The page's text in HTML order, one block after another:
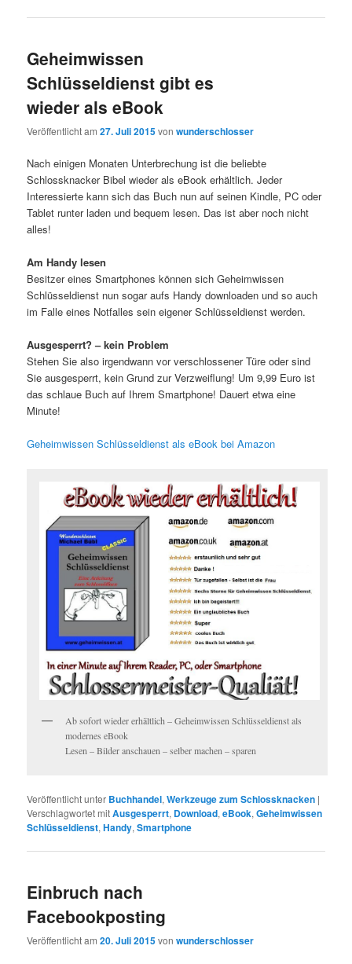
Geheimwissen
Schlüsseldienst gibt es
wieder als eBook
Veröffentlicht am27. Juli 2015vonwunderschlosser
Nach einigen Monaten Unterbrechung ist die beliebte
Schlossknacker Bibel wieder als eBook erhältlich. Jeder
Interessierte kann sich das Buch nun auf seinen Kindle, PC oder
Tablet runter laden und bequem lesen. Das ist aber noch nicht
alles!
Am Handy lesen
Besitzer eines Smartphones können sich Geheimwissen
Schlüsseldienst nun sogar aufs Handy downloaden und so auch
im Falle eines Notfalles sein eigener Schlüsseldienst werden.
Ausgesperrt? – kein Problem
Stehen Sie also irgendwann vor verschlossener Türe oder sind
Sie ausgesperrt, kein Grund zur Verzweiflung! Um 9,99 Euro ist
das schlaue Buch auf Ihrem Smartphone! Dauert etwa eine
Minute!
Geheimwissen Schlüsseldienst als eBook bei Amazon
Ab sofort wieder erhältlich – Geheimwissen Schlüsseldienst als
modernes eBook
Lesen – Bilder anschauen – selber machen – sparen
Veröffentlicht unter Buchhandel,Werkzeuge zum Schlossknacken |
Verschlagwortet mitAusgesperrt, Download,eBook,Geheimwissen
Schlüsseldienst,Handy,Smartphone
Einbruch nach
Facebookposting
Veröffentlicht am20. Juli 2015vonwunderschlosser